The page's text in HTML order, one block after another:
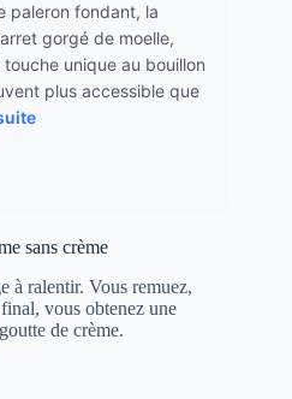
paleron fondant, la
gorgé de moelle,
unique au bouillon
plus accessible que
sans crème
à ralentir. Vous remuez,
vous obtenez une
de crème.